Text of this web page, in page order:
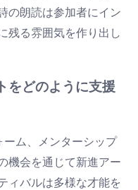
の朗読は参加者にイン
残る雰囲気を作り出し
をどのように支援
ム、メンターシップ
機会を通じて新進アー
ィバルは多様な才能を